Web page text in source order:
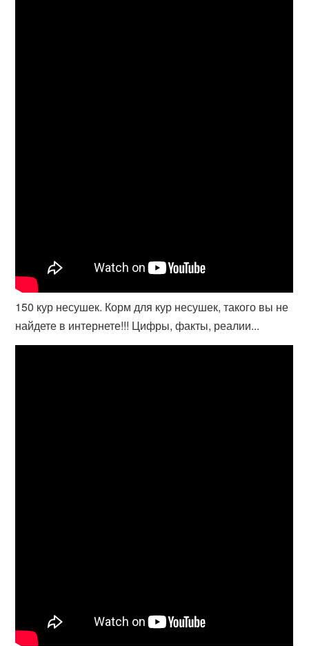
150 кур несушек. Корм для кур несушек, такого вы не
найдете в интернете!!! Цифры, факты, реалии...